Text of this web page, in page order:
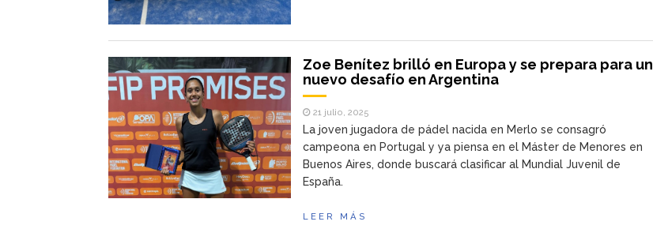
Zoe Benítez brilló en Europa y se prepara para un
nuevo desafío en Argentina
21 julio, 2025
La joven jugadora de pádel nacida en Merlo se consagró
campeona en Portugal y ya piensa en el Máster de Menores en
Buenos Aires, donde buscará clasificar al Mundial Juvenil de
España.
LEER MÁS